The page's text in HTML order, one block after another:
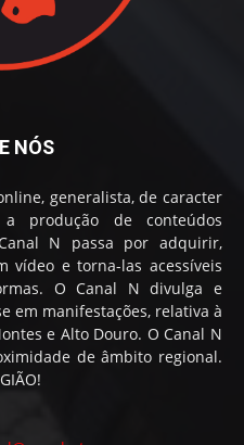
NÓS
generalista, de caracter
produção de conteúdos
N passa por adquirir,
vídeo e torna-las acessíveis
O Canal N divulga e
em manifestações, relativa à
e Alto Douro. O Canal N
de âmbito regional.